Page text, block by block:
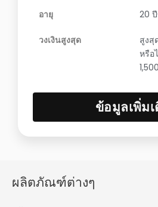
อายุ 20
วงเงินสูงสุด
สูงสุ
หรือ
ข้อมูลเพิ่ม
ผลิตภัณฑ์ต่างๆ